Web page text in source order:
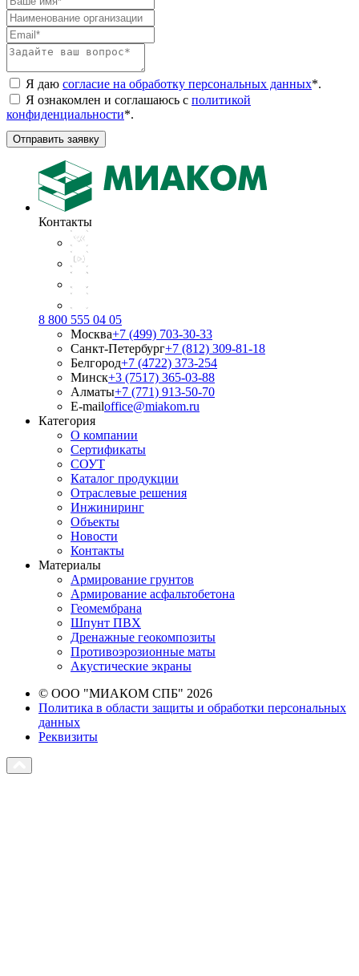
Я даю согласие на обработку персональных данных*.
Я ознакомлен и соглашаюсь с политикой
конфиденциальности*.
Отправить заявку
Контакты
8 800 555 04 05
Москва+7 (499) 703-30-33
Санкт-Петербург+7 (812) 309-81-18
Белгород+7 (4722) 373-254
Минск+3 (7517) 365-03-88
Алматы+7 (771) 913-50-70
E-mailoffice@miakom.ru
Категория
О компании
Сертификаты
СОУТ
Каталог продукции
Отраслевые решения
Инжиниринг
Объекты
Новости
Контакты
Материалы
Армирование грунтов
Армирование асфальтобетона
Геомембрана
Шпунт ПВХ
Дренажные геокомпозиты
Противоэрозионные маты
Акустические экраны
© ООО "МИАКОМ СПБ" 2026
Политика в области защиты и обработки персональных
данных
Реквизиты